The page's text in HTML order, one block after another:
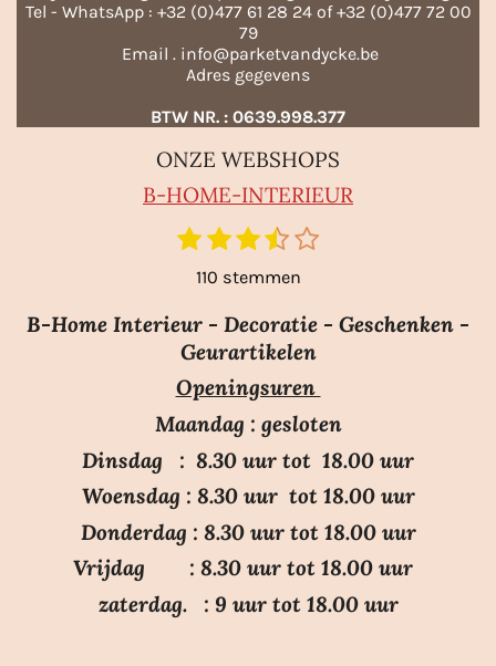
Tel - WhatsApp : +32 (0)477 61 28 24 of +32 (0)477 72 00
79
Email . info@parketvandycke.be
Adres gegevens
BTW NR. : 0639.998.377
ONZE WEBSHOPS
B-HOME-INTERIEUR
1
e
r
2
s
t
e
r
e
n
3
s
t
e
r
e
n
4
t
e
r
e
n
5
t
e
r
e
n
S
m
110 stemmen
B-Home Interieur - Decoratie - Geschenken -
Geurartikelen
Openingsuren
Maandag : gesloten
Dinsdag : 8.30 uur tot 18.00 uur
Woensdag : 8.30 uur tot 18.00 uur
Donderdag : 8.30 uur tot 18.00 uur
Vrijdag : 8.30 uur tot 18.00 uur
zaterdag. : 9 uur tot 18.00 uur